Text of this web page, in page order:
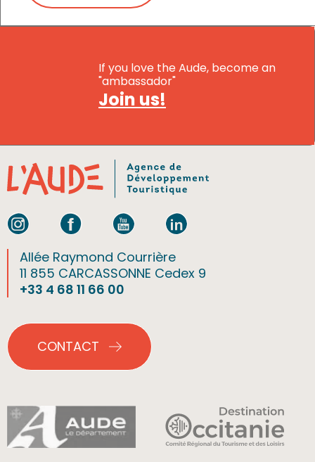
If you love the Aude, become an
"ambassador"
Join us!
Allée Raymond Courrière
11 855 CARCASSONNE Cedex 9
+33 4 68 11 66 00
CONTACT